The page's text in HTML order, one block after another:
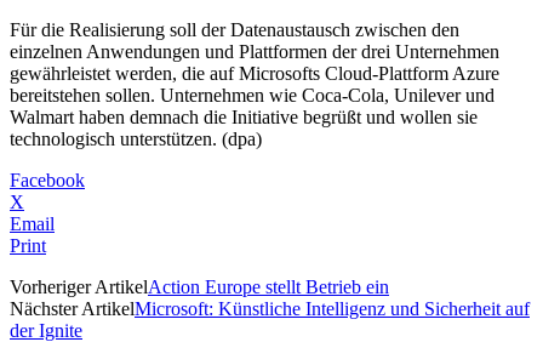
Für die Realisierung soll der Datenaustausch zwischen den
einzelnen Anwendungen und Plattformen der drei Unternehmen
gewährleistet werden, die auf Microsofts Cloud-Plattform Azure
bereitstehen sollen. Unternehmen wie Coca-Cola, Unilever und
Walmart haben demnach die Initiative begrüßt und wollen sie
technologisch unterstützen. (dpa)
Facebook
X
Email
Print
Vorheriger ArtikelAction Europe stellt Betrieb ein
Nächster ArtikelMicrosoft: Künstliche Intelligenz und Sicherheit auf
der Ignite